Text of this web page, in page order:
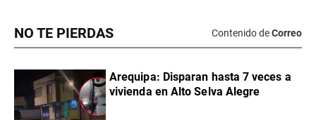
NO TE PIERDAS Contenido deCorreo
Arequipa: Disparan hasta 7 veces a
vivienda en Alto Selva Alegre